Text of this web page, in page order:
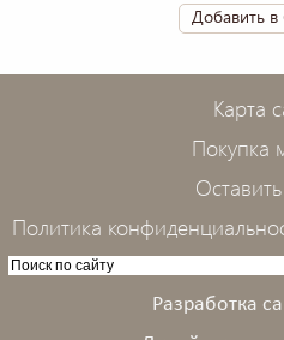
Добавить в
Карта
Покупка
Политика
Разработка